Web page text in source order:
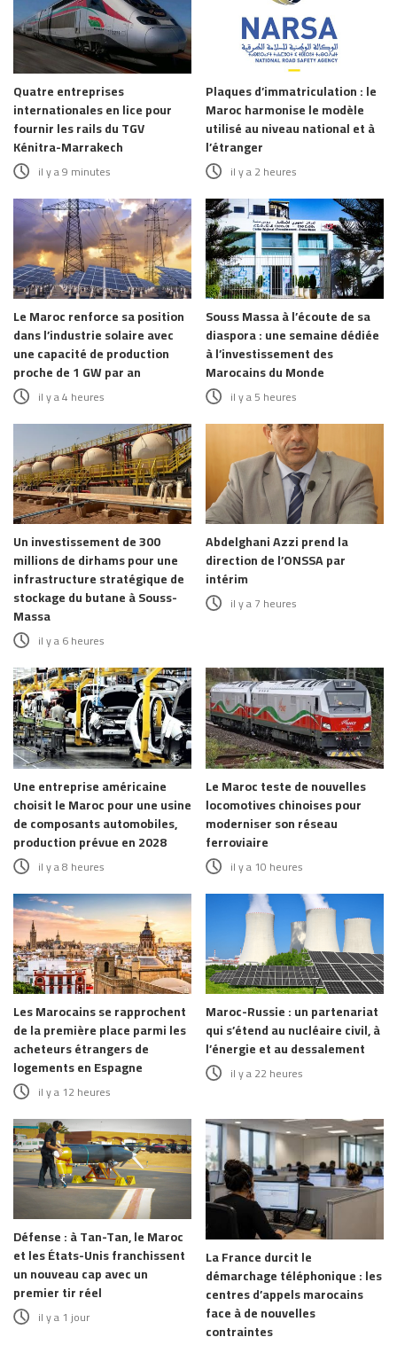
Quatre entreprises
internationales en lice pour
fournir les rails du TGV
Kénitra-Marrakech
il y a 9 minutes
Plaques d’immatriculation : le
Maroc harmonise le modèle
utilisé au niveau national et à
l’étranger
il y a 2 heures
Le Maroc renforce sa position
dans l’industrie solaire avec
une capacité de production
proche de 1 GW par an
il y a 4 heures
Souss Massa à l’écoute de sa
diaspora : une semaine dédiée
à l’investissement des
Marocains du Monde
il y a 5 heures
Un investissement de 300
millions de dirhams pour une
infrastructure stratégique de
stockage du butane à Souss-
Massa
il y a 6 heures
Abdelghani Azzi prend la
direction de l’ONSSA par
intérim
il y a 7 heures
Une entreprise américaine
choisit le Maroc pour une usine
de composants automobiles,
production prévue en 2028
il y a 8 heures
Le Maroc teste de nouvelles
locomotives chinoises pour
moderniser son réseau
ferroviaire
il y a 10 heures
Les Marocains se rapprochent
de la première place parmi les
acheteurs étrangers de
logements en Espagne
il y a 12 heures
Maroc-Russie : un partenariat
qui s’étend au nucléaire civil, à
l’énergie et au dessalement
il y a 22 heures
Défense : à Tan-Tan, le Maroc
et les États-Unis franchissent
un nouveau cap avec un
premier tir réel
il y a 1 jour
La France durcit le
démarchage téléphonique : les
centres d’appels marocains
face à de nouvelles
contraintes